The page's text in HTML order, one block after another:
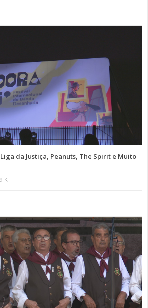
da Justiça, Peanuts, The Spirit e Muito
K